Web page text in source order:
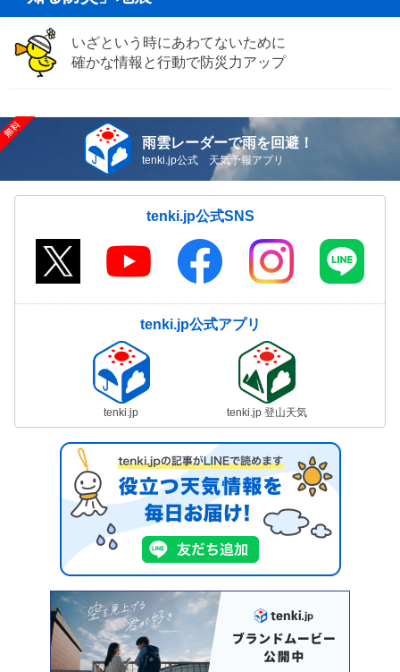
いざという時にあわてないために
確かな情報と行動で防災力アップ
雨雲レーダーで雨を回避！
tenki.jp公式 天気予報アプリ
tenki.jp公式SNS
tenki.jp公式アプリ
tenki.jp tenki.jp 登山天気